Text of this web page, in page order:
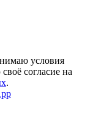
условия
согласие на
.